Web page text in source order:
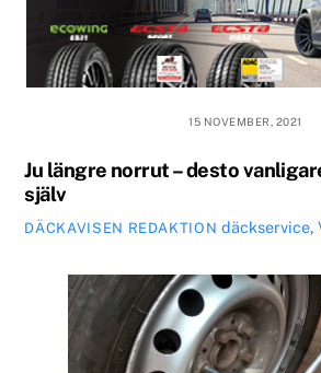
15 NOVEMBER, 2021
Ju längre norrut – desto
själv
DÄCKAVISEN REDAKTION däckservice,